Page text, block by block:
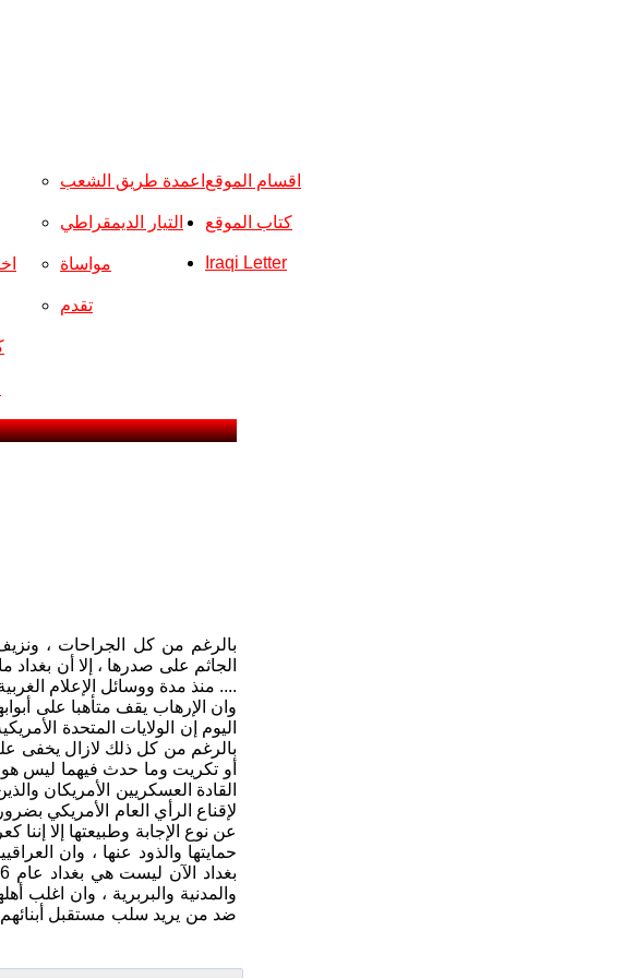
اقسام الموقع اعمدة طريق الشعب
التيار الديمقراطي
مواساة
تقدم
كتاب الموقع
Iraqi Letter
بالرغم من كل الجراحات ،
الجاثم على صدرها ، إلا أن
.... منذ مدة ووسائل الإعلام
وان الإرهاب يقف متأهبا على
اليوم إن الولايات المتحدة
بالرغم من كل ذلك لازال يخفى
أو تكريت وما حدث فيهما ليس هو
القادة العسكريين الأمريكان
لإقناع الرأي العام الأمريكي
عن نوع الإجابة وطبيعتها إلا
حمايتها والذود عنها ، وان
والمدنية والبربرية ، وان اغلب
ضد من يريد سلب مستقبل أبنائهم